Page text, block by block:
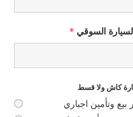
السوقي *
كاش ولا قسط
وتأمين اجباري